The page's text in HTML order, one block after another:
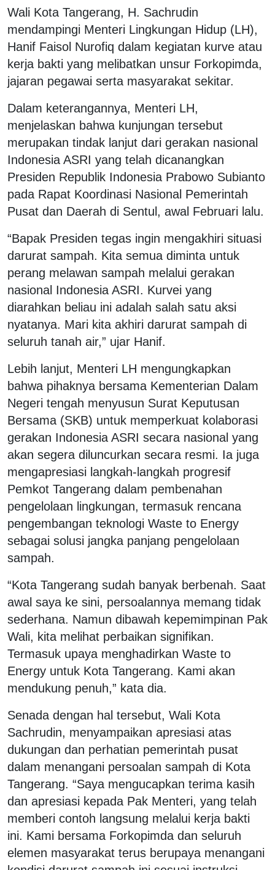
Wali Kota Tangerang, H. Sachrudin
mendampingi Menteri Lingkungan Hidup (LH),
Hanif Faisol Nurofiq dalam kegiatan kurve atau
kerja bakti yang melibatkan unsur Forkopimda,
jajaran pegawai serta masyarakat sekitar.
Dalam keterangannya, Menteri LH,
menjelaskan bahwa kunjungan tersebut
merupakan tindak lanjut dari gerakan nasional
Indonesia ASRI yang telah dicanangkan
Presiden Republik Indonesia Prabowo Subianto
pada Rapat Koordinasi Nasional Pemerintah
Pusat dan Daerah di Sentul, awal Februari lalu.
“Bapak Presiden tegas ingin mengakhiri situasi
darurat sampah. Kita semua diminta untuk
perang melawan sampah melalui gerakan
nasional Indonesia ASRI. Kurvei yang
diarahkan beliau ini adalah salah satu aksi
nyatanya. Mari kita akhiri darurat sampah di
seluruh tanah air,” ujar Hanif.
Lebih lanjut, Menteri LH mengungkapkan
bahwa pihaknya bersama Kementerian Dalam
Negeri tengah menyusun Surat Keputusan
Bersama (SKB) untuk memperkuat kolaborasi
gerakan Indonesia ASRI secara nasional yang
akan segera diluncurkan secara resmi. Ia juga
mengapresiasi langkah-langkah progresif
Pemkot Tangerang dalam pembenahan
pengelolaan lingkungan, termasuk rencana
pengembangan teknologi Waste to Energy
sebagai solusi jangka panjang pengelolaan
sampah.
“Kota Tangerang sudah banyak berbenah. Saat
awal saya ke sini, persoalannya memang tidak
sederhana. Namun dibawah kepemimpinan Pak
Wali, kita melihat perbaikan signifikan.
Termasuk upaya menghadirkan Waste to
Energy untuk Kota Tangerang. Kami akan
mendukung penuh,” kata dia.
Senada dengan hal tersebut, Wali Kota
Sachrudin, menyampaikan apresiasi atas
dukungan dan perhatian pemerintah pusat
dalam menangani persoalan sampah di Kota
Tangerang. “Saya mengucapkan terima kasih
dan apresiasi kepada Pak Menteri, yang telah
memberi contoh langsung melalui kerja bakti
ini. Kami bersama Forkopimda dan seluruh
elemen masyarakat terus berupaya menangani